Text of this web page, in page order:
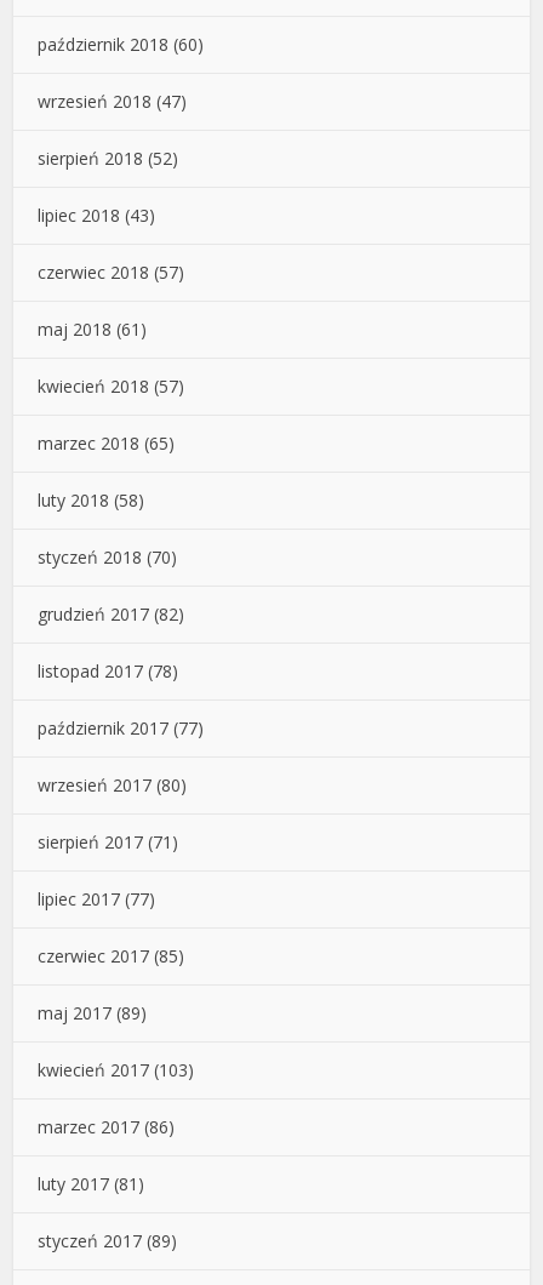
październik 2018 (60)
wrzesień 2018 (47)
sierpień 2018 (52)
lipiec 2018 (43)
czerwiec 2018 (57)
maj 2018 (61)
kwiecień 2018 (57)
marzec 2018 (65)
luty 2018 (58)
styczeń 2018 (70)
grudzień 2017 (82)
listopad 2017 (78)
październik 2017 (77)
wrzesień 2017 (80)
sierpień 2017 (71)
lipiec 2017 (77)
czerwiec 2017 (85)
maj 2017 (89)
kwiecień 2017 (103)
marzec 2017 (86)
luty 2017 (81)
styczeń 2017 (89)